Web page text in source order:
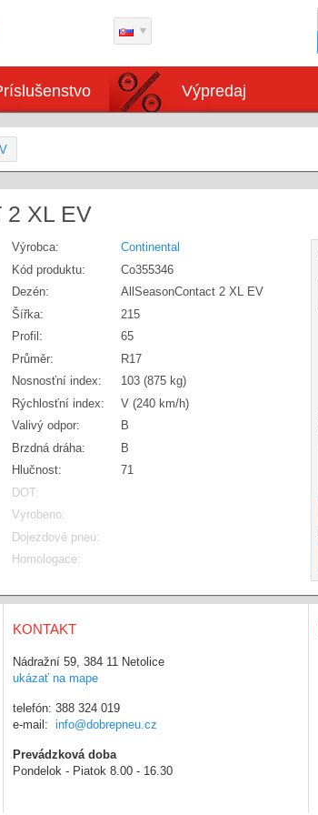
Výpredaj
2 XL EV
Výrobca:
Continental
Kód produktu:
Co355346
Dezén:
AllSeasonContact 2 XL EV
Šířka:
215
Profil:
65
Průměr:
R17
Nosnosťní index:
103 (875 kg)
Rýchlosťní index:
V (240 km/h)
Valivý odpor:
B
Brzdná dráha:
B
Hlučnost:
71
DOT:
Vyrobeno:
Dojezdové pneu:
Homologace:
KONTAKT
Nádražní 59, 384 11 Netolice
ukázať na mape
telefón: 388 324 019
e-mail: info@dobrepneu.cz
Prevádzková doba
Pondelok - Piatok 8.00 - 16.30